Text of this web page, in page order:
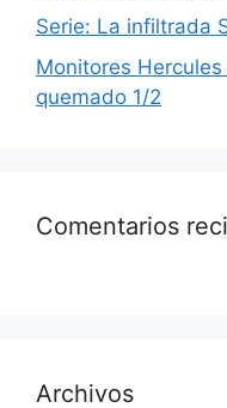
Serie: La infiltrada
Monitores
quemado 1/2
Comentarios
Archivos